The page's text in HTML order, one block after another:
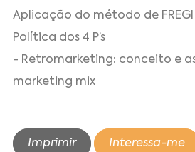
Aplicação do método de FREGI
Política dos 4 P’s
- Retromarketing: conceito e
marketing mix
Imprimir Interessa-me